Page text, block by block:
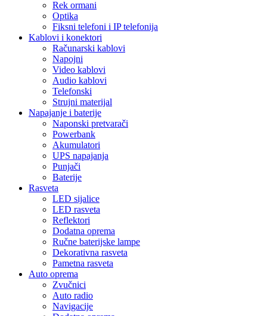
Rek ormani
Optika
Fiksni telefoni i IP telefonija
Kablovi i konektori
Računarski kablovi
Napojni
Video kablovi
Audio kablovi
Telefonski
Strujni materijal
Napajanje i baterije
Naponski pretvarači
Powerbank
Akumulatori
UPS napajanja
Punjači
Baterije
Rasveta
LED sijalice
LED rasveta
Reflektori
Dodatna oprema
Ručne baterijske lampe
Dekorativna rasveta
Pametna rasveta
Auto oprema
Zvučnici
Auto radio
Navigacije